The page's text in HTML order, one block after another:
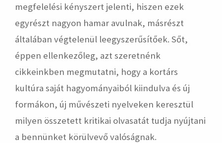
megfelelési kényszert jelenti, hiszen ezek
egyrészt nagyon hamar avulnak, másrészt
általában végtelenül leegyszerűsítőek. Sőt,
éppen ellenkezőleg, azt szeretnénk
cikkeinkben megmutatni, hogy a kortárs
kultúra saját hagyományaiból kiindulva és új
formákon, új művészeti nyelveken keresztül
milyen összetett kritikai olvasatát tudja nyújtani
a bennünket körülvevő valóságnak.